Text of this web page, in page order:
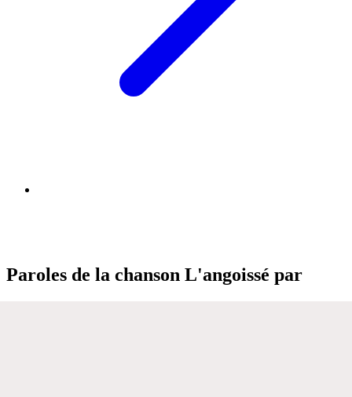
Paroles de la chanson L'angoissé par